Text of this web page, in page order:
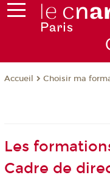
Accueil Choisir ma
Les
Cadre de